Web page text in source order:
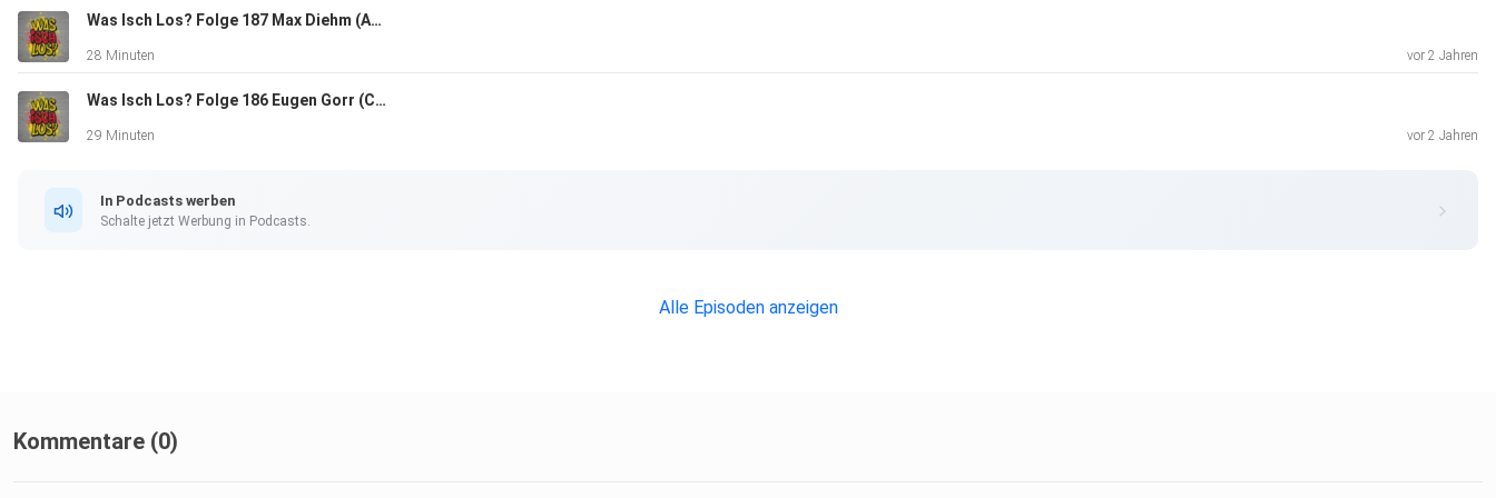
Was Isch Los? Folge 187 Max Diehm (Autor und Lehrer aus Rastatt)
28 Minuten vor 2 Jahren
Was Isch Los? Folge 186 Eugen Gorr (Chef "Sweets Club"/"Torteninsel" und Musiker aus Baden-Baden)
29 Minuten vor 2 Jahren
In Podcasts werben
Schalte jetzt Werbung in Podcasts.
Alle Episoden anzeigen
Kommentare (0)